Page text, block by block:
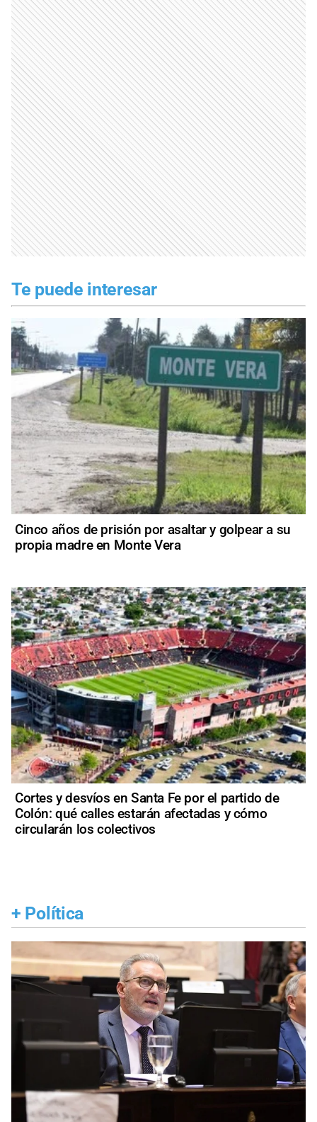
Te puede interesar
Cinco años de prisión por asaltar y golpear a su
propia madre en Monte Vera
Cortes y desvíos en Santa Fe por el partido de
Colón: qué calles estarán afectadas y cómo
circularán los colectivos
+ Política